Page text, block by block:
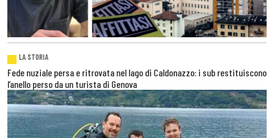
LA STORIA
Fede nuziale persa e ritrovata nel lago di Caldonazzo: i sub restituiscono
l’anello perso da un turista di Genova